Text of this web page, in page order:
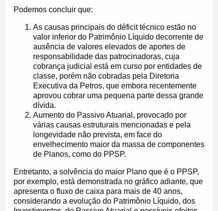
Podemos concluir que:
As causas principais do déficit técnico estão no
valor inferior do Patrimônio Líquido decorrente de
ausência de valores elevados de aportes de
responsabilidade das patrocinadoras, cuja
cobrança judicial está em curso por entidades de
classe, porém não cobradas pela Diretoria
Executiva da Petros, que embora recentemente
aprovou cobrar uma pequena parte dessa grande
dívida.
Aumento do Passivo Atuarial, provocado por
várias causas estruturais mencionadas e pela
longevidade não prevista, em face do
envelhecimento maior da massa de componentes
de Planos, como do PPSP.
Entretanto, a solvência do maior Plano que é o PPSP,
por exemplo, está demonstrada no gráfico adiante, que
apresenta o fluxo de caixa para mais de 40 anos,
considerando a evolução do Patrimônio Líquido, dos